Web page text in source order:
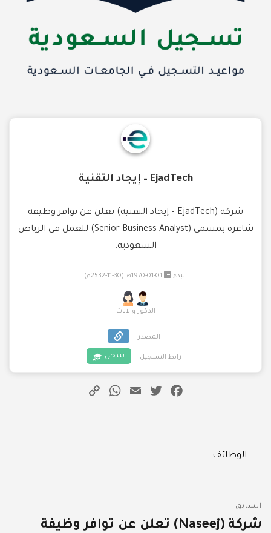
EjadTech – إيجاد التقنية
شركة (EjadTech – إيجاد التقنية) تعلن عن توافر وظيفة
شاغرة بمسمى (Senior Business Analyst) للعمل في الرياض
السعودية.
البدء:
الذكور والاناث
المصدر
رابط التسجيل سجل
Facebook
Twitter
Email
WhatsApp
Categories
الوظائف
المقالات
السابق
المقالة
شركة (Naseej) تعلن عن توافر وظيفة